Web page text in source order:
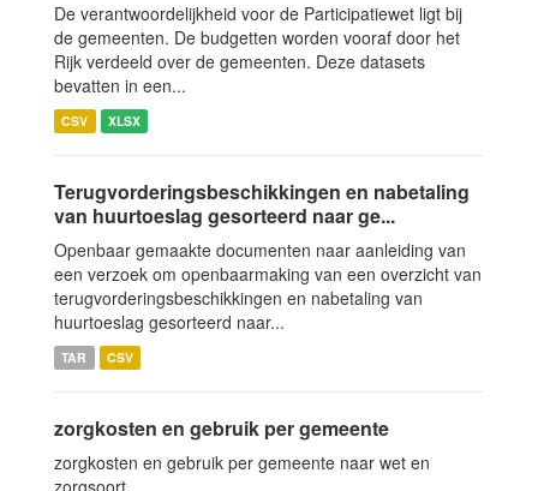
De verantwoordelijkheid voor de Participatiewet ligt bij
de gemeenten. De budgetten worden vooraf door het
Rijk verdeeld over de gemeenten. Deze datasets
bevatten in een...
CSV XLSX
Terugvorderingsbeschikkingen en nabetaling
van huurtoeslag gesorteerd naar ge...
Openbaar gemaakte documenten naar aanleiding van
een verzoek om openbaarmaking van een overzicht van
terugvorderingsbeschikkingen en nabetaling van
huurtoeslag gesorteerd naar...
TAR CSV
zorgkosten en gebruik per gemeente
zorgkosten en gebruik per gemeente naar wet en
zorgsoort.